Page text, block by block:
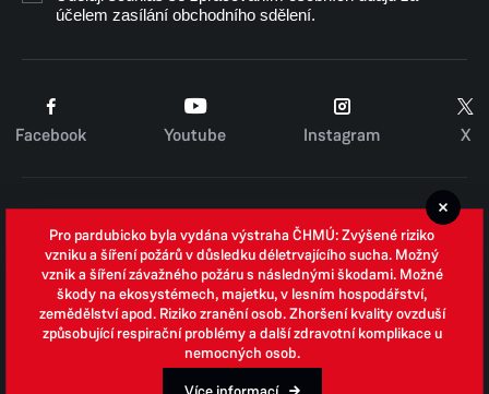
účelem zasílání obchodního sdělení.
Facebook Youtube Instagram X
Zpracování osobních údajů
Whistleblowing
Open data
Povinně zveřejňované informace
Pro pardubicko byla vydána výstraha ČHMÚ: Zvýšené riziko
vzniku a šíření požárů v důsledku déletrvajícího sucha. Možný
vznik a šíření závažného požáru s následnými škodami. Možné
škody na ekosystémech, majetku, v lesním hospodářství,
zemědělství apod. Riziko zranění osob. Zhoršení kvality ovzduší
způsobující respirační problémy a další zdravotní komplikace u
nemocných osob.